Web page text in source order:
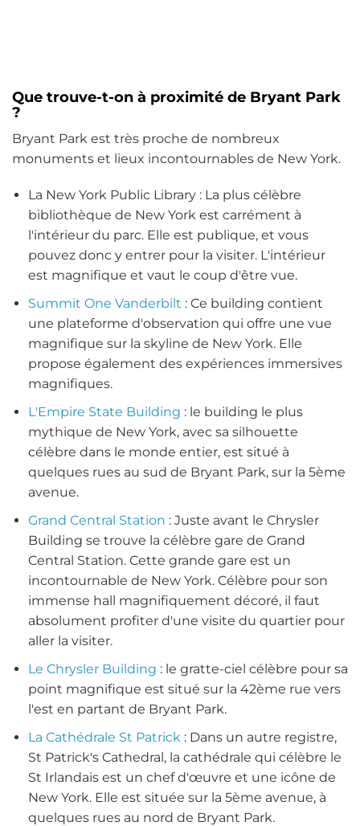
Que trouve-t-on à proximité de Bryant Park
?
Bryant Park est très proche de nombreux
monuments et lieux incontournables de New York.
La New York Public Library : La plus célèbre
bibliothèque de New York est carrément à
l'intérieur du parc. Elle est publique, et vous
pouvez donc y entrer pour la visiter. L'intérieur
est magnifique et vaut le coup d'être vue.
Summit One Vanderbilt : Ce building contient
une plateforme d'observation qui offre une vue
magnifique sur la skyline de New York. Elle
propose également des expériences immersives
magnifiques.
L'Empire State Building : le building le plus
mythique de New York, avec sa silhouette
célèbre dans le monde entier, est situé à
quelques rues au sud de Bryant Park, sur la 5ème
avenue.
Grand Central Station : Juste avant le Chrysler
Building se trouve la célèbre gare de Grand
Central Station. Cette grande gare est un
incontournable de New York. Célèbre pour son
immense hall magnifiquement décoré, il faut
absolument profiter d'une visite du quartier pour
aller la visiter.
Le Chrysler Building : le gratte-ciel célèbre pour sa
point magnifique est situé sur la 42ème rue vers
l'est en partant de Bryant Park.
La Cathédrale St Patrick : Dans un autre registre,
St Patrick's Cathedral, la cathédrale qui célèbre le
St Irlandais est un chef d'œuvre et une icône de
New York. Elle est située sur la 5ème avenue, à
quelques rues au nord de Bryant Park.